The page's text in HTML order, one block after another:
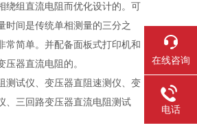
绕组直流电阻而优化设计的。可
时间是传统单相测量的三分之
常简单。并配备面板式打印机和
器直流电阻的。
测试仪、变压器直阻速测仪、变
、三回路变压器直流电阻测试
在线咨询
电话